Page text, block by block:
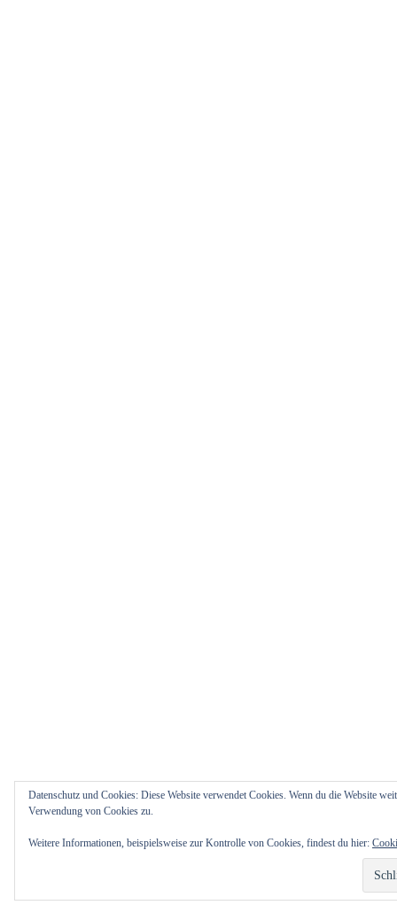
Datenschutz und Cookies: Diese Website verwendet Cookies. Wenn du die Website
Verwendung von Cookies zu.
Weitere Informationen, beispielsweise zur Kontrolle von Cookies, findest du hier: